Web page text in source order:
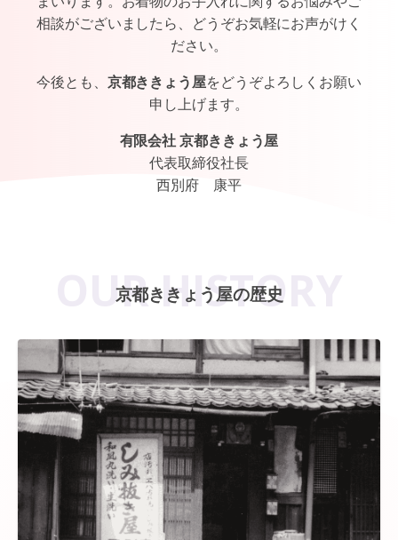
相談がございましたら、どうぞお気軽にお声がけく
ださい。
今後とも、 京都ききょう屋をどうぞよろしくお願い
申し上げます。
有限会社 京都ききょう屋
代表取締役社長
西別府 康平
OUR HISTORY
京都ききょう屋の歴史